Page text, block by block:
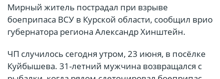
Мирный житель пострадал при взрыве
боеприпаса ВСУ в Курской области, сообщил врио
губернатора региона Александр Хинштейн.
ЧП случилось сегодня утром, 23 июня, в посёлке
Куйбышева. 31-летний мужчина возвращался с